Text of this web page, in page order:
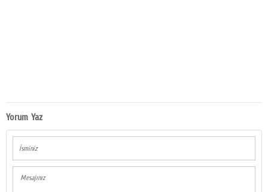
Yorum Yaz